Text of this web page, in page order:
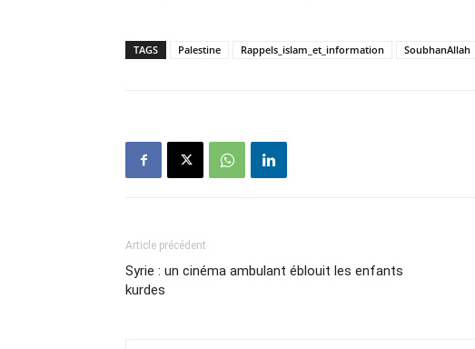
TAGS Palestine Rappels_islam_et_information SoubhanAllah
Article précédent
Syrie : un cinéma ambulant éblouit les enfants
kurdes